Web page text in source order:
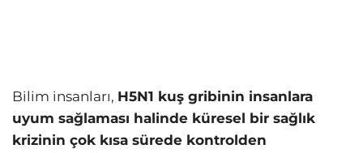
Bilim insanları, H5N1 kuş gribinin insanlara
uyum sağlaması halinde küresel bir sağlık
krizinin çok kısa sürede kontrolden